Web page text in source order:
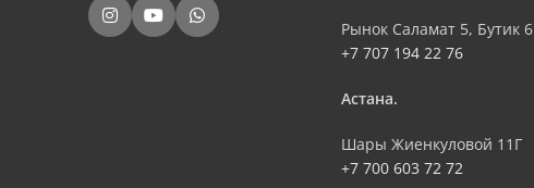
Рынок Саламат 5, Бутик 6
+7 707 194 22 76
Астана.
Шары Жиенкуловой 11Г
+7 700 603 72 72